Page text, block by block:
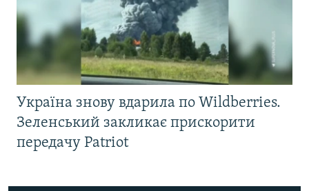
Україна знову вдарила по Wildberries.
Зеленський закликає прискорити
передачу Patriot